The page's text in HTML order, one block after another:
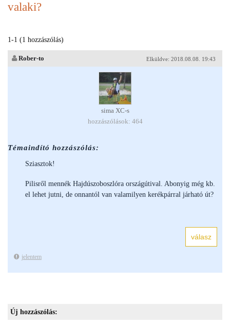
valaki?
1-1 (1 hozzászólás)
Elküldve: 2018.08.08. 19:43
Rober-to
sima XC-s
hozzászólások: 464
Témaindító hozzászólás:
Sziasztok!
Pilisről mennék Hajdúszoboszlóra országútival. Abonyig még kb.
el lehet jutni, de onnantól van valamilyen kerékpárral járható út?
jelentem
Új hozzászólás: